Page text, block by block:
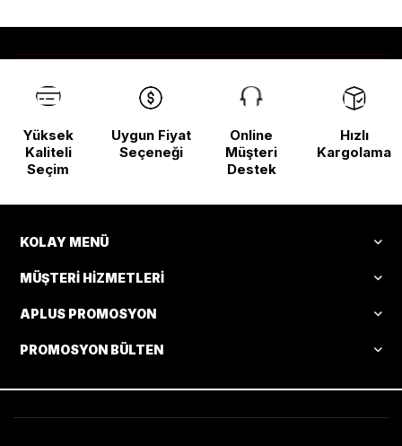
Yüksek
Kaliteli
Seçim
Uygun Fiyat
Seçeneği
Online
Müşteri
Destek
Hızlı
Kargolama
KOLAY MENÜ
MÜŞTERI HIZMETLERI
APLUS PROMOSYON
PROMOSYON BÜLTEN